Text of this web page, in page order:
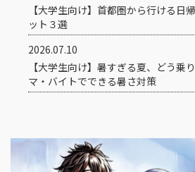
【大学生向け】首都圏から行ける日
ット３選
2026.07.10
【大学生向け】暑すぎる夏、どう乗
マ・バイトでできる暑さ対策